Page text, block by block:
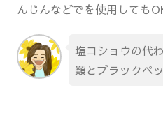
んじんなどでを使用しても
塩コショウの代
類とブラックペ